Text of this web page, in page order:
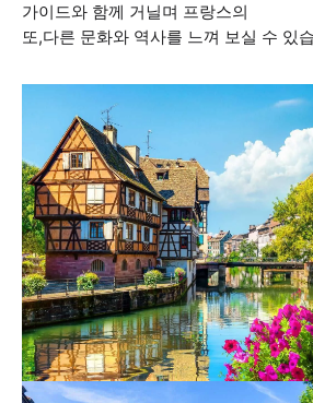
가이드와 함께 거닐며 프랑스의
또,다른 문화와 역사를 느껴 보실 수 있